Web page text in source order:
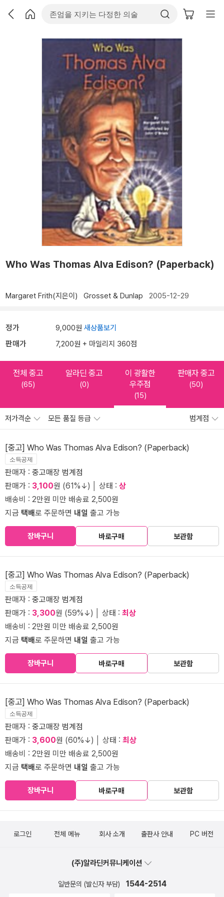
Who Was Thomas Alva Edison? (Paperback)
Margaret Frith(지은이) Grosset & Dunlap 2005-12-29
정가 9,000원 새상품보기
판매가 7,200원 + 마일리지 360점
전체 중고
(65)
알라딘 중고
(0)
이 광활한
우주점
(15)
판매자 중고
(50)
저가격순 모든 품질 등급 범계점
[중고] Who Was Thomas Alva Edison? (Paperback)
소득공제
판매자 : 중고매장 범계점
판매가 : 3,100원 (61%↓) │ 상태 : 상
배송비 : 2만원 미만 배송료 2,500원
지금 택배로 주문하면 내일 출고 가능
장바구니 바로구매 보관함
[중고] Who Was Thomas Alva Edison? (Paperback)
소득공제
판매자 : 중고매장 범계점
판매가 : 3,300원 (59%↓) │ 상태 : 최상
배송비 : 2만원 미만 배송료 2,500원
지금 택배로 주문하면 내일 출고 가능
장바구니 바로구매 보관함
[중고] Who Was Thomas Alva Edison? (Paperback)
소득공제
판매자 : 중고매장 범계점
판매가 : 3,600원 (60%↓) │ 상태 : 최상
배송비 : 2만원 미만 배송료 2,500원
지금 택배로 주문하면 내일 출고 가능
장바구니 바로구매 보관함
로그인 전체 메뉴 회사 소개 출판사 안내 PC 버전
(주)알라딘커뮤니케이션
일반문의 (발신자 부담) 1544-2514